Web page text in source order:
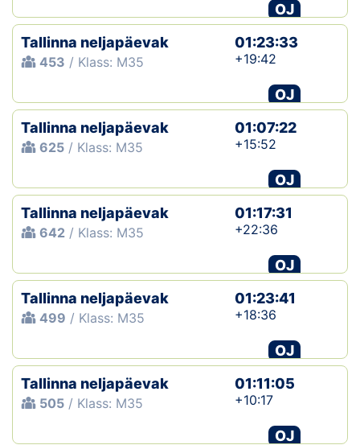
OJ
Tallinna neljapäevak
453 / Klass: M35
01:23:33
+19:42
OJ
Tallinna neljapäevak
625 / Klass: M35
01:07:22
+15:52
OJ
Tallinna neljapäevak
642 / Klass: M35
01:17:31
+22:36
OJ
Tallinna neljapäevak
499 / Klass: M35
01:23:41
+18:36
OJ
Tallinna neljapäevak
505 / Klass: M35
01:11:05
+10:17
OJ